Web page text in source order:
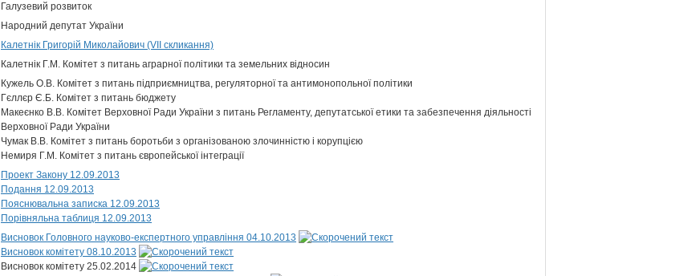
Галузевий розвиток
Народний депутат України
Калетнік Григорій Миколайович (VII скликання)
Калетнік Г.М. Комітет з питань аграрної політики та земельних відносин
Кужель О.В. Комітет з питань підприємництва, регуляторної та антимонопольної політики
Гєллєр Є.Б. Комітет з питань бюджету
Макеєнко В.В. Комітет Верховної Ради України з питань Регламенту, депутатської етики та забезпечення діяльності
Верховної Ради України
Чумак В.В. Комітет з питань боротьби з організованою злочинністю і корупцією
Немиря Г.М. Комітет з питань європейської інтеграції
Проект Закону 12.09.2013
Подання 12.09.2013
Пояснювальна записка 12.09.2013
Порівняльна таблиця 12.09.2013
Висновок Головного науково-експертного управління 04.10.2013
Висновок комітету 08.10.2013
Висновок комітету 25.02.2014